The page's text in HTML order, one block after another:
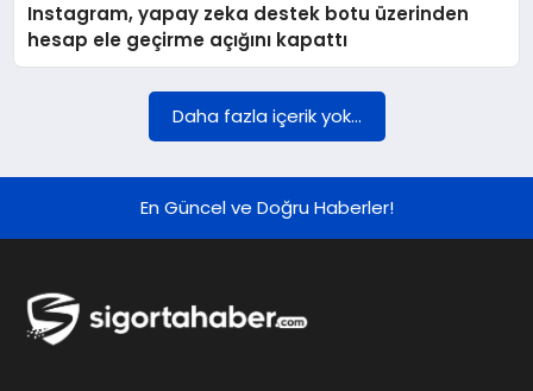
BILIM VE TEKNOLOJI
Instagram, yapay zeka destek botu üzerinden
hesap ele geçirme açığını kapattı
Daha fazla içerik yok...
En Güncel ve Doğru Haberler!